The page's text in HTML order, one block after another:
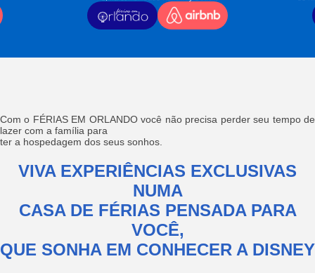
Com o FÉRIAS EM ORLANDO você não precisa perder seu tempo de
lazer com a família para
ter a hospedagem dos seus sonhos.
VIVA EXPERIÊNCIAS EXCLUSIVAS
NUMA
CASA DE FÉRIAS PENSADA PARA
VOCÊ,
QUE SONHA EM CONHECER A DISNEY